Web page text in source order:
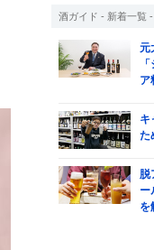
酒ガイド - 新着一覧 -
元
ア
キ
た
脱
ー
を